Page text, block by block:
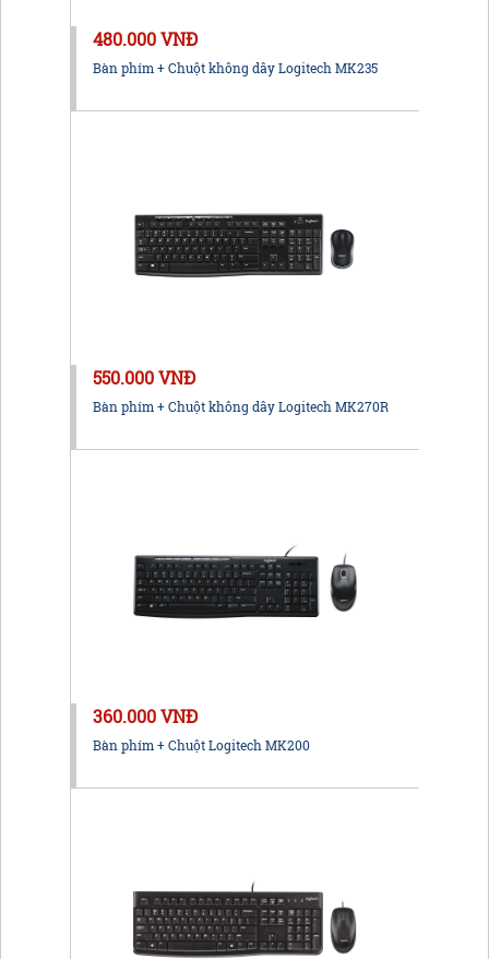
480.000 VNĐ
Bàn phím + Chuột không dây Logitech MK235
550.000 VNĐ
Bàn phím + Chuột không dây Logitech MK270R
360.000 VNĐ
Bàn phím + Chuột Logitech MK200